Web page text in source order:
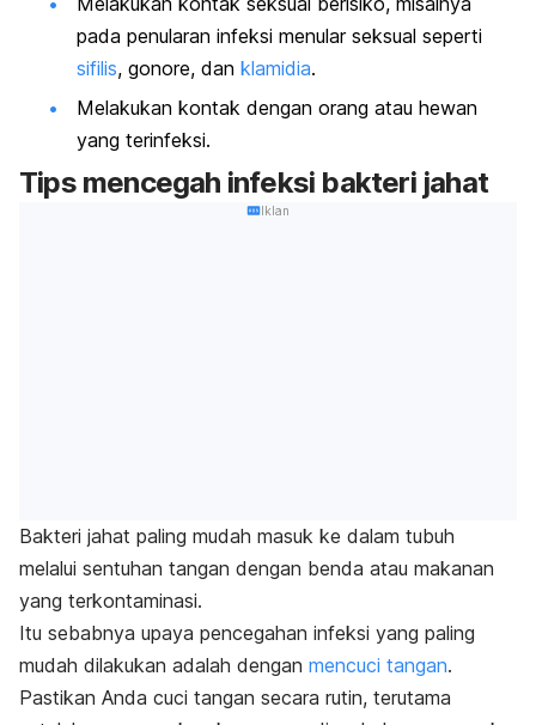
pada penularan infeksi menular seksual seperti
sifilis, gonore, dan klamidia.
Melakukan kontak dengan orang atau hewan
yang terinfeksi.
Tips mencegah infeksi bakteri jahat
Iklan
Bakteri jahat paling mudah masuk ke dalam tubuh
melalui sentuhan tangan dengan benda atau makanan
yang terkontaminasi.
Itu sebabnya upaya pencegahan infeksi yang paling
mudah dilakukan adalah dengan mencuci tangan.
Pastikan Anda cuci tangan secara rutin, terutama